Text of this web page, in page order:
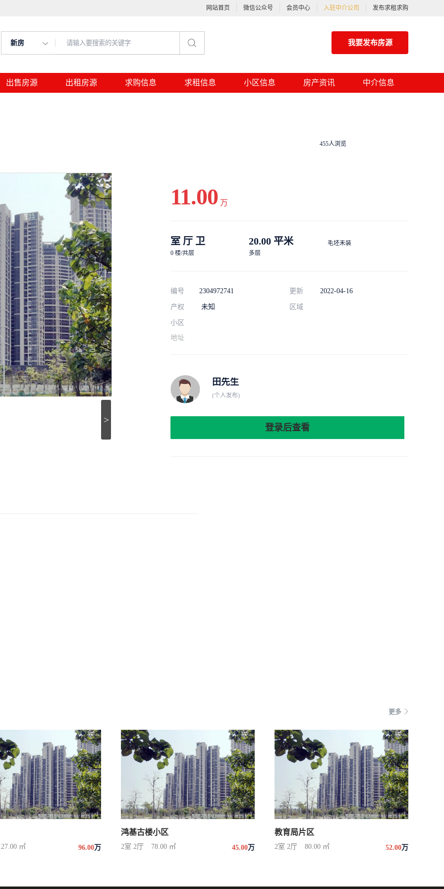
网站首页 微信公众号 会员中心 入驻中介公司 发布求租求购
新房 我要发布房源
出售房源 出租房源 求购信息 求租信息 小区信息 房产资讯 中介信息
455人浏览
>
11.00 万
室 厅 卫
0 楼/共层
20.00 平米
多层
毛坯未装
编号 2304972741 更新 2022-04-16
产权 未知 区域
小区
地址
田先生
(个人发布)
登录后查看
更多
㎡ 96.00万
鸿基古楼小区
2室 2厅 78.00 ㎡ 45.00万
教育局片区
2室 2厅 80.00 ㎡ 52.00万